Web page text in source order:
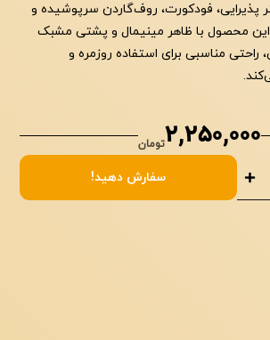
رادین اُپنی چوبی
پذیرایی، فودکورت، روف‌گاردن سرپوشیده و
محصول با ظاهر مینیمال و پشتی مشبک
راحتی مناسبی برای استفاده روزمره و
2,250,000تومان
سفارش دهید!